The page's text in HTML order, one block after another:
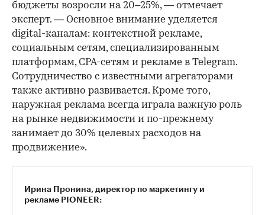
бюджеты возросли на 20–25%, — отмечает
эксперт. — Основное внимание уделяется
digital-каналам: контекстной рекламе,
социальным сетям, специализированным
платформам, CPA-сетям и рекламе в Telegram.
Сотрудничество с известными агрегаторами
также активно развивается. Кроме того,
наружная реклама всегда играла важную роль
на рынке недвижимости и по-прежнему
занимает до 30% целевых расходов на
продвижение».
Ирина Пронина, директор по маркетингу и
рекламе PIONEER: